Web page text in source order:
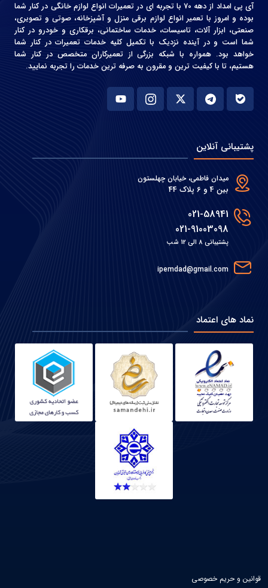
آی پی امداد از دهه 70 با تجربه ای در تعمیرات انواع لوازم خانگی در کنار شما
بوده و امروز با تعمیر انواع لوازم برقی منزل و آشپزخانه، صوتی و‌ تصویری،
صنعتی، ابزار آلات، تاسیسات، خدمات ساختمانی، برقکاری و خودرو در کنار
شما است و در آینده نزدیک با تکمیل کلیه خدمات تعمیرات در کنار شما
خواهد بود. همواره با شبکه بزرگی از تعمیرکاران متخصص در کنار شما
هستیم، تا با کیفیت ترین و مقرون به صرفه ترین خدمات را تجربه نمایید.
پشتیبانی آنلاین
میدان فاطمی، خیابان چهلستون
بین 4 و 6 پلاک 44
021-58941
021-91003098
پشتیبانی 8 الی 12 شب
ipemdad@gmail.com
نماد های اعتماد
قوانین و حریم خصوصی